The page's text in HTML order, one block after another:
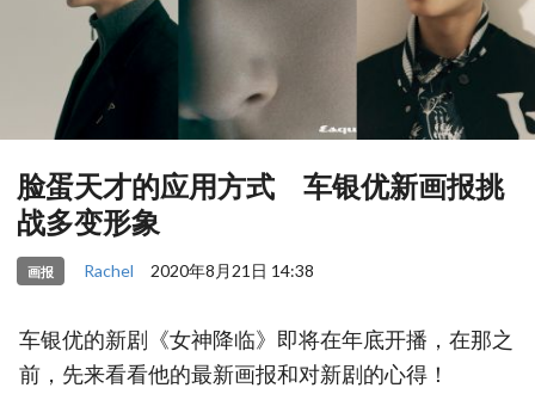
脸蛋天才的应用方式 车银优新画报挑
战多变形象
画报 Rachel 2020年8月21日 14:38
车银优的新剧《女神降临》即将在年底开播，在那之
前，先来看看他的最新画报和对新剧的心得！